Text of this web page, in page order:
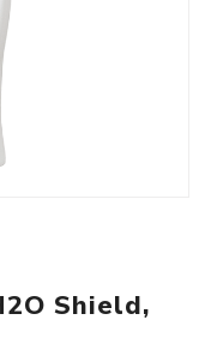
Shield,